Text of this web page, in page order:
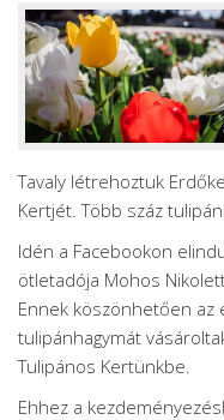
Tavaly létrehoztuk
Kertjét. Több száz
Idén a Facebookon
ötletadója Mohos
Ennek köszönhetően
tulipánhagymát
Tulipános Kertünkbe.
Ehhez a